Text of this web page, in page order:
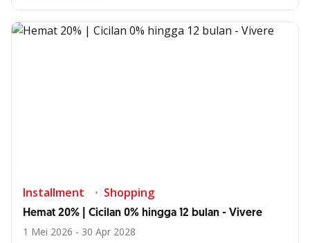
Installment Shopping
Hemat 20% | Cicilan 0% hingga 12 bulan - Vivere
1 Mei 2026 - 30 Apr 2028